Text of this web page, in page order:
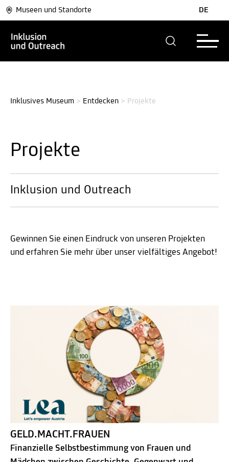
Museen und Standorte DE
Inklusives Museum > Entdecken > Projekte
Projekte
Inklusion und Outreach
Gewinnen Sie einen Eindruck von unseren Projekten
und erfahren Sie mehr über unser vielfältiges Angebot!
GELD.MACHT.FRAUEN
Finanzielle Selbstbestimmung von Frauen und